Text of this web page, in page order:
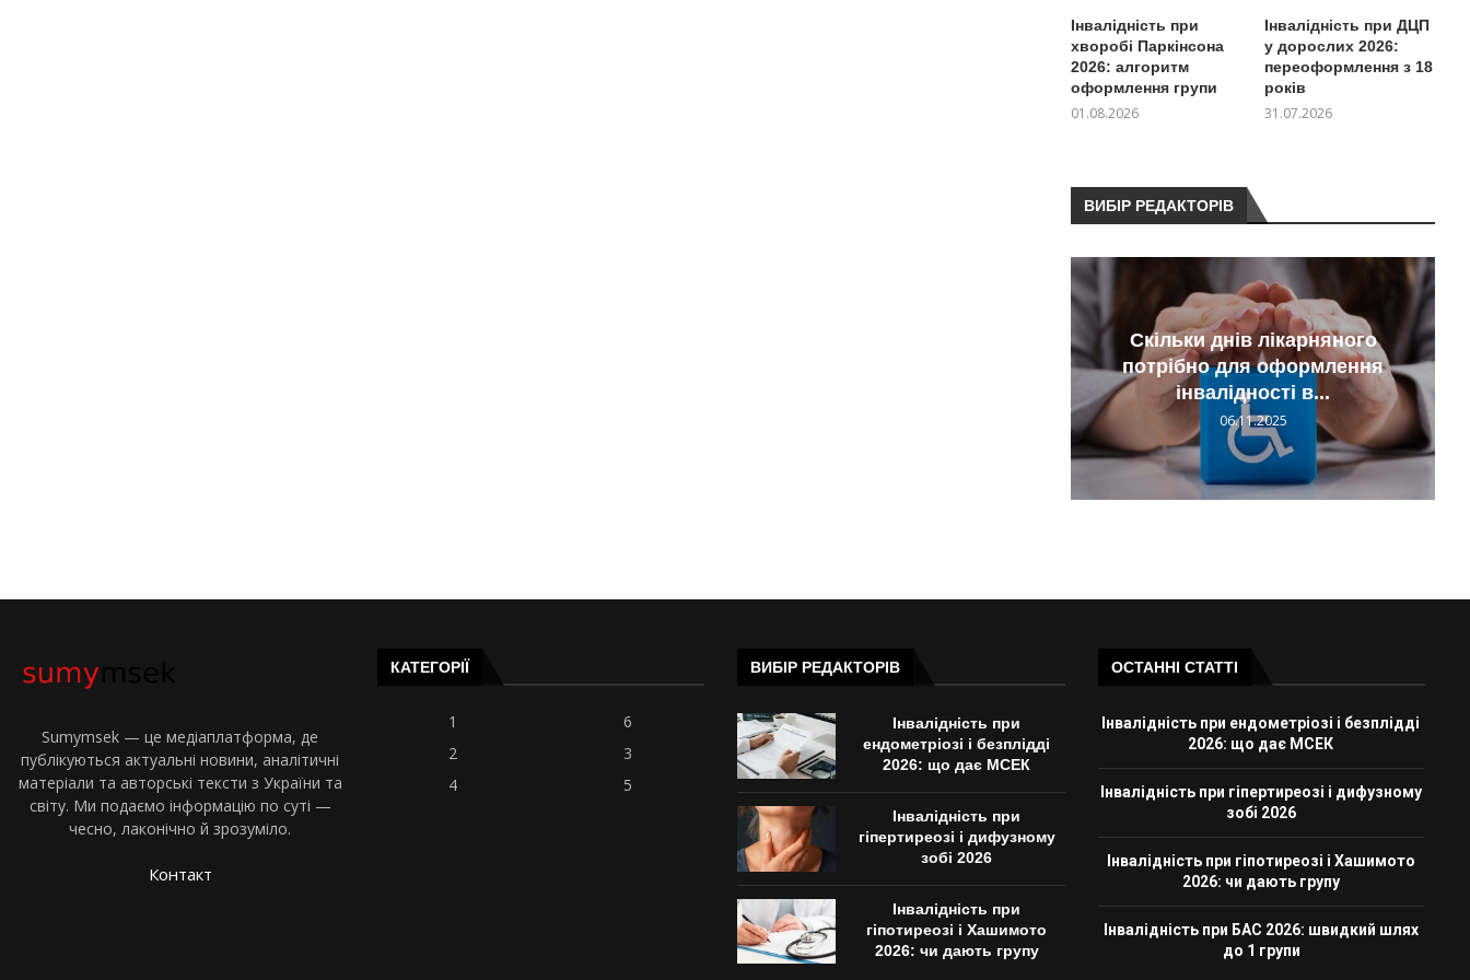
Інвалідність при
хворобі Паркінсона
2026: алгоритм
оформлення групи
01.08.2026
Інвалідність при ДЦП
у дорослих 2026:
переоформлення з 18
років
31.07.2026
ВИБІР РЕДАКТОРІВ
Скільки днів лікарняного
потрібно для оформлення
інвалідності в...
06.11.2025
Sumymsek — це медіаплатформа, де
публікуються актуальні новини, аналітичні
матеріали та авторські тексти з України та
світу. Ми подаємо інформацію по суті —
чесно, лаконічно й зрозуміло.
Контакт
КАТЕГОРІЇ
1
6
2
3
4
5
ВИБІР РЕДАКТОРІВ
Інвалідність при
ендометріозі і безплідді
2026: що дає МСЕК
Інвалідність при
гіпертиреозі і дифузному
зобі 2026
Інвалідність при
гіпотиреозі і Хашимото
2026: чи дають групу
ОСТАННІ СТАТТІ
Інвалідність при ендометріозі і безплідді
2026: що дає МСЕК
Інвалідність при гіпертиреозі і дифузному
зобі 2026
Інвалідність при гіпотиреозі і Хашимото
2026: чи дають групу
Інвалідність при БАС 2026: швидкий шлях
до 1 групи